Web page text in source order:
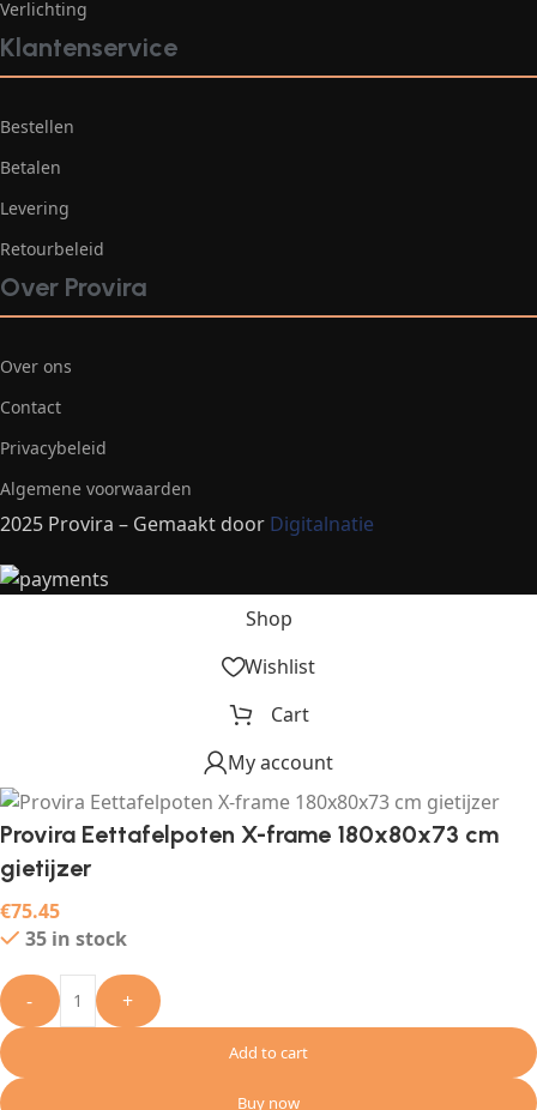
Verlichting
Klantenservice
Bestellen
Betalen
Levering
Retourbeleid
Over Provira
Over ons
Contact
Privacybeleid
Algemene voorwaarden
2025 Provira – Gemaakt door Digitalnatie
Shop
Wishlist
Cart
My account
Provira Eettafelpoten X-frame 180x80x73 cm
gietijzer
€75.45
35 in stock
- +
Add to cart
Buy now